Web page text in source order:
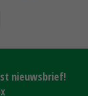
nieuwsbrief!